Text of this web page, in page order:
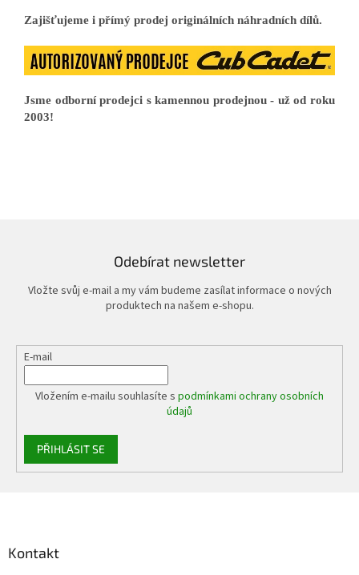
Zajišťujeme i přímý prodej originálních náhradních dílů.
Jsme odborní prodejci s kamennou prodejnou - už od roku
2003!
Odebírat newsletter
Vložte svůj e-mail a my vám budeme zasílat informace o nových
produktech na našem e-shopu.
E-mail
Vložením e-mailu souhlasíte s podmínkami ochrany osobních
údajů
PŘIHLÁSIT SE
Kontakt